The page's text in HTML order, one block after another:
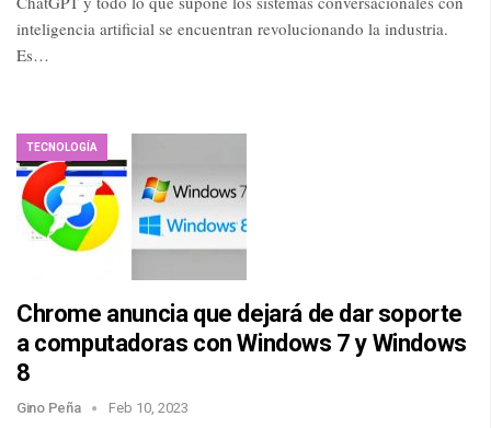
inteligencia artificial se encuentran revolucionando la industria.
Es…
TECNOLOGÍA
Chrome anuncia que dejará de dar soporte
a computadoras con Windows 7 y Windows
8
Gino Peña Feb 10, 2023